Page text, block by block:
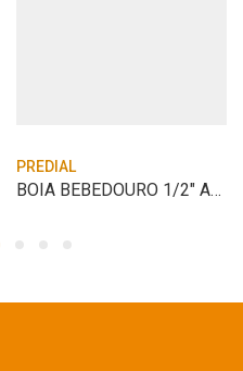
PREDIAL
BOIA BEBEDOURO 1/2″ AMANCO